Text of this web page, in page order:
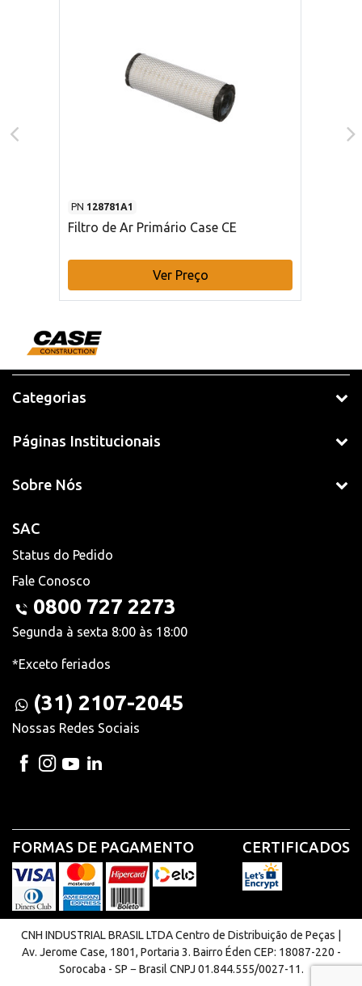
PN 128781A1
Filtro de Ar Primário Case CE
Ver Preço
Categorias
Páginas Institucionais
Sobre Nós
SAC
Status do Pedido
Fale Conosco
0800 727 2273
Segunda à sexta 8:00 às 18:00
*Exceto feriados
(31) 2107-2045
Nossas Redes Sociais
FORMAS DE PAGAMENTO CERTIFICADOS
CNH INDUSTRIAL BRASIL LTDA Centro de Distribuição de Peças |
Av. Jerome Case, 1801, Portaria 3. Bairro Éden CEP: 18087-220 -
Sorocaba - SP − Brasil CNPJ 01.844.555/0027-11.